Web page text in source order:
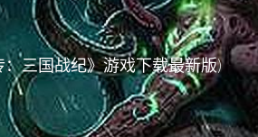
三国战纪》游戏下载最新版)